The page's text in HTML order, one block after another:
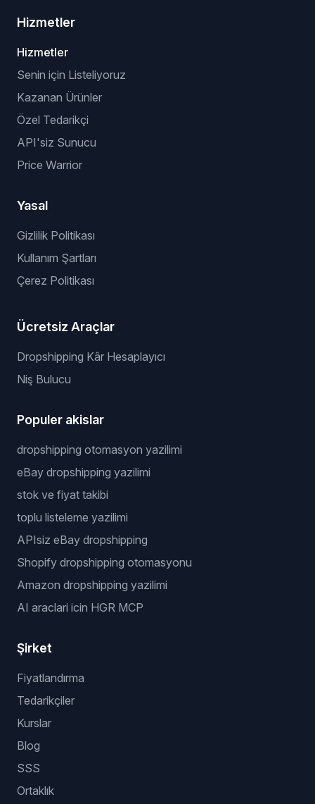
Hizmetler
Hizmetler
Senin için Listeliyoruz
Kazanan Ürünler
Özel Tedarikçi
API'siz Sunucu
Price Warrior
Yasal
Gizlilik Politikası
Kullanım Şartları
Çerez Politikası
Ücretsiz Araçlar
Dropshipping Kâr Hesaplayıcı
Niş Bulucu
Populer akislar
dropshipping otomasyon yazilimi
eBay dropshipping yazilimi
stok ve fiyat takibi
toplu listeleme yazilimi
APIsiz eBay dropshipping
Shopify dropshipping otomasyonu
Amazon dropshipping yazilimi
AI araclari icin HGR MCP
Şirket
Fiyatlandırma
Tedarikçiler
Kurslar
Blog
SSS
Ortaklık